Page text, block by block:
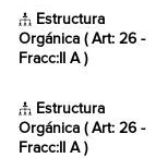
Estructura
Orgánica ( Art: 26 -
Fracc:II A )
Estructura
Orgánica ( Art: 26 -
Fracc:II A )